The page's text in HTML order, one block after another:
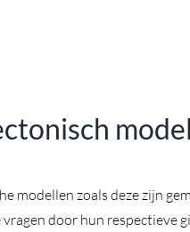
modellen zoals deze zijn
door hun respectieve